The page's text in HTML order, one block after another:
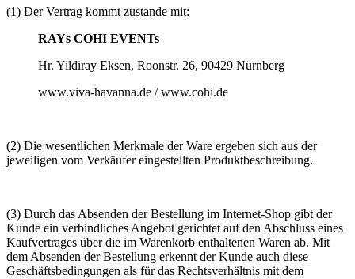
(1) Der Vertrag kommt zustande mit:
RAYs COHI EVENTs
Hr. Yildiray Eksen, Roonstr. 26, 90429 Nürnberg
www.viva-havanna.de / www.cohi.de
(2) Die wesentlichen Merkmale der Ware ergeben sich aus der
jeweiligen vom Verkäufer eingestellten Produktbeschreibung.
(3) Durch das Absenden der Bestellung im Internet-Shop gibt der
Kunde ein verbindliches Angebot gerichtet auf den Abschluss eines
Kaufvertrages über die im Warenkorb enthaltenen Waren ab. Mit
dem Absenden der Bestellung erkennt der Kunde auch diese
Geschäftsbedingungen als für das Rechtsverhältnis mit dem